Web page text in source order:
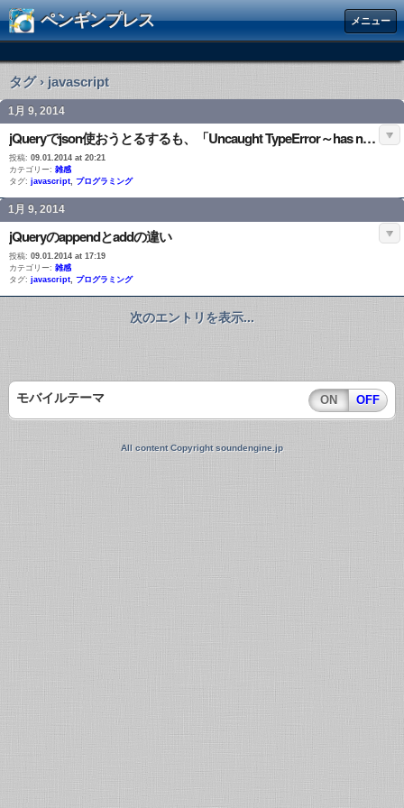
ペンギンプレス メニュー
タグ › javascript
1月 9, 2014
jQueryでjson使おうとるするも、「Uncaught TypeError～has no method ‘toJSON’」のエラー、ひとまず解決
投稿: 09.01.2014 at 20:21
カテゴリー: 雑感
タグ: javascript, プログラミング
1月 9, 2014
jQueryのappendとaddの違い
投稿: 09.01.2014 at 17:19
カテゴリー: 雑感
タグ: javascript, プログラミング
次のエントリを表示...
モバイルテーマ ON OFF
All content Copyright soundengine.jp